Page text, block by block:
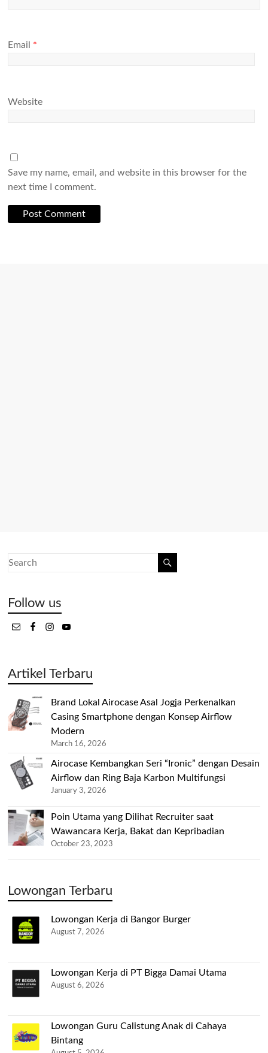
Email *
Website
Save my name, email, and website in this browser for the
next time I comment.
Follow us
Artikel Terbaru
Brand Lokal Airocase Asal Jogja Perkenalkan
Casing Smartphone dengan Konsep Airflow
Modern
March 16, 2026
Airocase Kembangkan Seri “Ironic” dengan Desain
Airflow dan Ring Baja Karbon Multifungsi
January 3, 2026
Poin Utama yang Dilihat Recruiter saat
Wawancara Kerja, Bakat dan Kepribadian
October 23, 2023
Lowongan Terbaru
Lowongan Kerja di Bangor Burger
August 7, 2026
Lowongan Kerja di PT Bigga Damai Utama
August 6, 2026
Lowongan Guru Calistung Anak di Cahaya
Bintang